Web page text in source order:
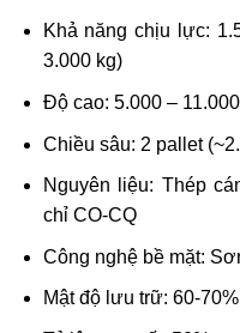
Khả năng chịu lực:
3.000 kg)
Độ cao: 5.000 –
Chiều sâu: 2 pallet
Nguyên liệu: Thép
chỉ CO-CQ
Công nghệ bề mặt:
Mật độ lưu trữ: 60-70%